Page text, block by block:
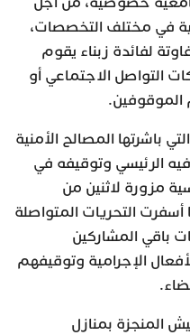
في مختلف التخصصات،
لفائدة زبناء يقوم
التواصل الاجتماعي أو
الموقوفين.
باشرتها المصالح الأمنية
الرئيسي وتوقيفه في
مزورة لاثنين من
التحريات المتواصلة
باقي المشاركين
الإجرامية وتوقيفهم
المنجزة بمنازل